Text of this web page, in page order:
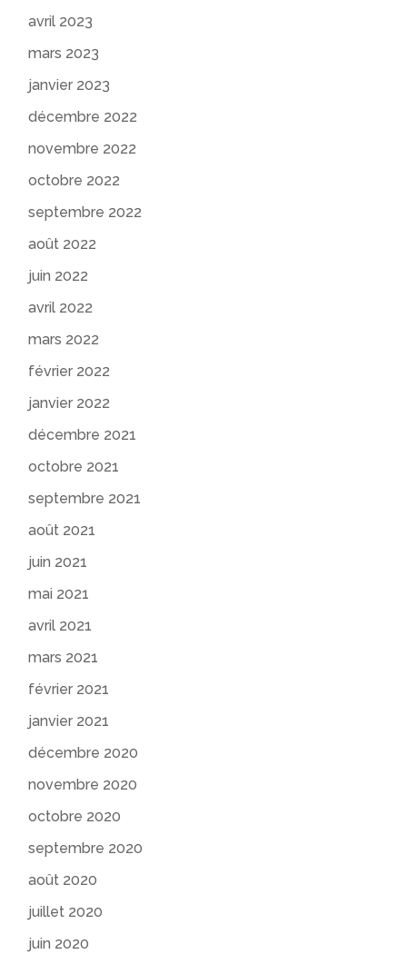
avril 2023
mars 2023
janvier 2023
décembre 2022
novembre 2022
octobre 2022
septembre 2022
août 2022
juin 2022
avril 2022
mars 2022
février 2022
janvier 2022
décembre 2021
octobre 2021
septembre 2021
août 2021
juin 2021
mai 2021
avril 2021
mars 2021
février 2021
janvier 2021
décembre 2020
novembre 2020
octobre 2020
septembre 2020
août 2020
juillet 2020
juin 2020